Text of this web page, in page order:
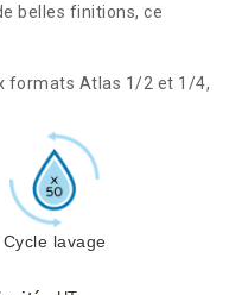
belles finitions, ce
formats Atlas 1/2 et 1/4,
Cycle lavage